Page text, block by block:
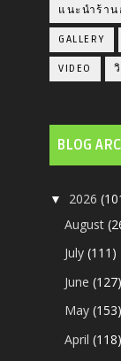
แนะนำร้า
GALLERY
VIDEO
BLOG
▼ 2026
August
July(111)
June(127)
May(153)
April(118)